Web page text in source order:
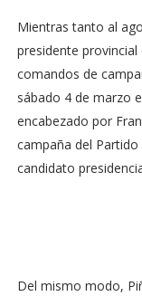
Mientras tanto al
presidente
comandos de
sábado 4 de marzo
encabezado por
campaña del
candidato
Del mismo modo,